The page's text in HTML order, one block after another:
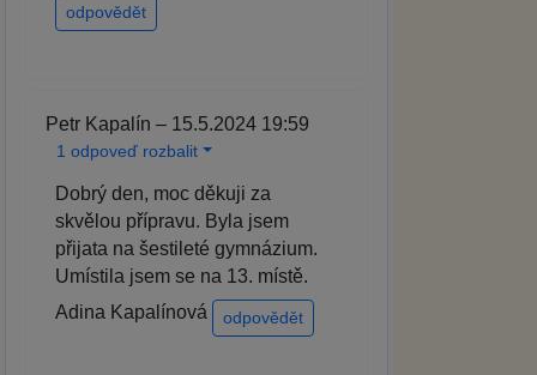
odpovědět
Petr Kapalín – 15.5.2024 19:59
1 odpoveď rozbalit
Dobrý den, moc děkuji za
skvělou přípravu. Byla jsem
přijata na šestileté gymnázium.
Umístila jsem se na 13. místě.
Adina Kapalínová
odpovědět